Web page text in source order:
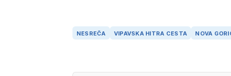
NESREČA VIPAVSKA HITRA CESTA NOVA